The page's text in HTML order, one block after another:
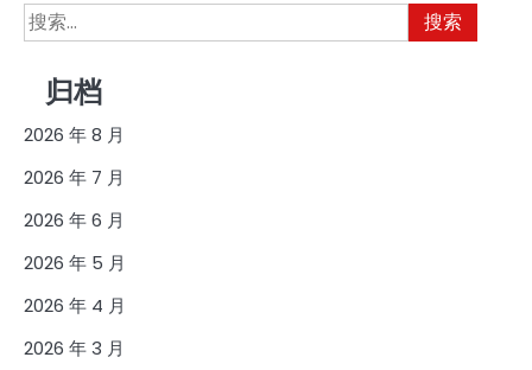
搜
索：
归档
2026 年 8 月
2026 年 7 月
2026 年 6 月
2026 年 5 月
2026 年 4 月
2026 年 3 月